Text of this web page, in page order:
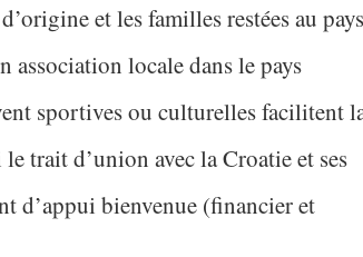
et les familles restées au pays
association locale dans le pays
sportives ou culturelles facilitent
trait d’union avec la Croatie et ses
d’appui bienvenue (financier et